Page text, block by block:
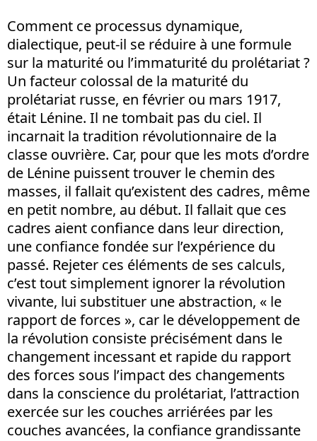
Comment ce processus dynamique,
dialectique, peut-il se réduire à une formule
sur la maturité ou l’immaturité du prolétariat ?
Un facteur colossal de la maturité du
prolétariat russe, en février ou mars 1917,
était Lénine. Il ne tombait pas du ciel. Il
incarnait la tradition révolutionnaire de la
classe ouvrière. Car, pour que les mots d’ordre
de Lénine puissent trouver le chemin des
masses, il fallait qu’existent des cadres, même
en petit nombre, au début. Il fallait que ces
cadres aient confiance dans leur direction,
une confiance fondée sur l’expérience du
passé. Rejeter ces éléments de ses calculs,
c’est tout simplement ignorer la révolution
vivante, lui substituer une abstraction, « le
rapport de forces », car le développement de
la révolution consiste précisément dans le
changement incessant et rapide du rapport
des forces sous l’impact des changements
dans la conscience du prolétariat, l’attraction
exercée sur les couches arriérées par les
couches avancées, la confiance grandissante